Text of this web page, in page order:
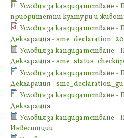
Условия за кандидатстване
приоритетни култури и
Условия за кандидатстване
Декларация -
Условия за кандидатстване
Декларация - sme_status_checkup
Условия за кандидатстване
Декларация -
Условия за кандидатстване
Декларация
Условия за кандидатстване
Инвестиции